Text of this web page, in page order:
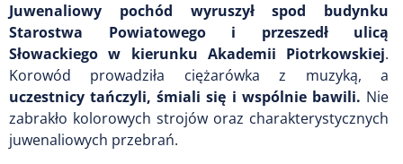
Juwenaliowy pochód wyruszył spod budynku
Starostwa Powiatowego i przeszedł ulicą
Słowackiego w kierunku Akademii Piotrkowskiej.
Korowód prowadziła ciężarówka z muzyką, a
uczestnicy tańczyli, śmiali się i wspólnie bawili. Nie
zabrakło kolorowych strojów oraz charakterystycznych
juwenaliowych przebrań.